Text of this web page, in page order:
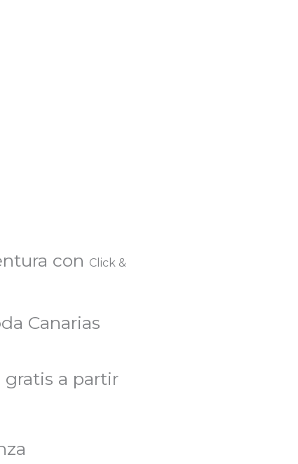
con Click &
Canarias
gratis a partir